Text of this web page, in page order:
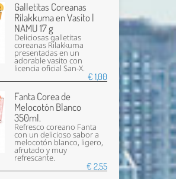
Galletitas Coreanas
Rilakkuma en Vasito |
NAMU 17 g
Deliciosas galletitas
coreanas Rilakkuma
presentadas en un
adorable vasito con
licencia oficial San-X.
€ 1,00
Fanta Corea de
Melocotón Blanco
350ml.
Refresco coreano Fanta
con un delicioso sabor a
melocotón blanco, ligero,
afrutado y muy
refrescante.
€ 2,55